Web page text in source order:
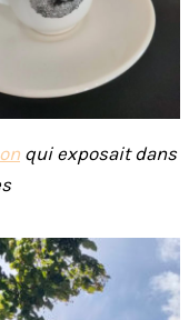
qui exposait dans